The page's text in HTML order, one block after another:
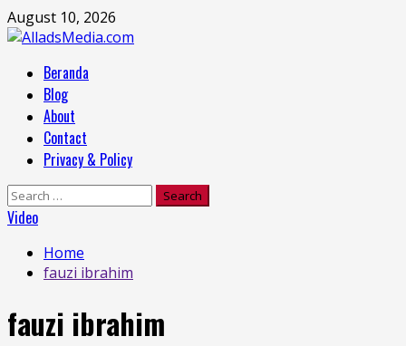
Skip
to
August 10, 2026
MenuBeranda
Blog
About
Contact
Privacy & Policy
Search
for:
Video
Home
fauzi ibrahim
fauzi ibrahim